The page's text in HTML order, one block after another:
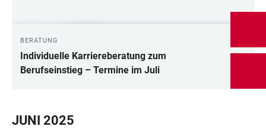
BERATUNG
Individuelle Karriereberatung zum
Berufseinstieg – Termine im Juli
JUNI 2025